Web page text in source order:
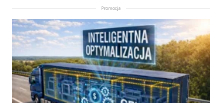
Promocja